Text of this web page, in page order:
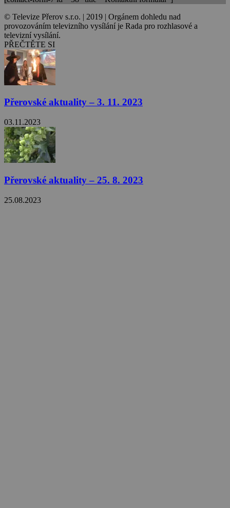
© Televize Přerov s.r.o. | 2019 | Orgánem dohledu nad
provozováním televizního vysílání je Rada pro rozhlasové a
televizní vysílání.
PŘEČTĚTE SI
Přerovské aktuality – 3. 11. 2023
03.11.2023
Přerovské aktuality – 25. 8. 2023
25.08.2023